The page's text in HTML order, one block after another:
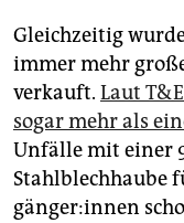
Gleichzeitig
immer mehr
verkauft. Laut
sogar mehr als
Unfälle mit einer
Stahlblechhaube
gän­ge­r:in­nen